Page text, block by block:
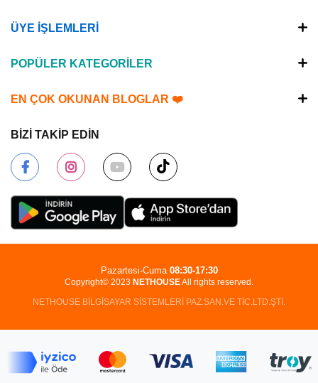
ÜYE İŞLEMLERİ
POPÜLER KATEGORİLER
EN ÇOK OKUNAN BLOGLAR ❤️
BİZİ TAKİP EDİN
Copyright© 2023 NETHOUSEAll rights reserved.
NETHOUSE BİLGİSAYAR SİSTEMLERİ PAZ.SAN.VE TİC.LTD.ŞTİ.
Pazartesi-Cuma 08:30-17:30